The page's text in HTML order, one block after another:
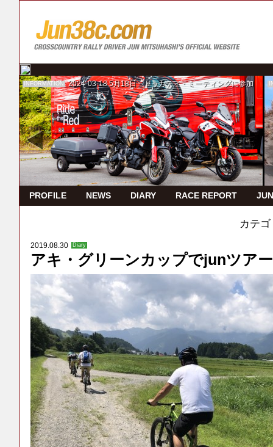
INFORMATION 2024-03-18 5月18日 ドゥカティ・ミーティングに参加
PROFILE NEWS DIARY RACE REPORT
カテ
2019.08.30 Diary
アキ・グリーンカップでjunツアー